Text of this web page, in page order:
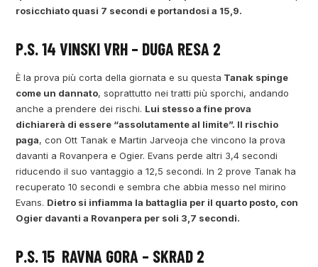
rosicchiato quasi 7 secondi e portandosi a 15,9.
P.S. 14 VINSKI VRH – DUGA RESA 2
È la prova più corta della giornata e su questa Tanak spinge
come un dannato, soprattutto nei tratti più sporchi, andando
anche a prendere dei rischi. Lui stesso a fine prova
dichiarerà di essere “assolutamente al limite”. Il rischio
paga, con Ott Tanak e Martin Jarveoja che vincono la prova
davanti a Rovanpera e Ogier. Evans perde altri 3,4 secondi
riducendo il suo vantaggio a 12,5 secondi. In 2 prove Tanak ha
recuperato 10 secondi e sembra che abbia messo nel mirino
Evans. Dietro si infiamma la battaglia per il quarto posto, con
Ogier davanti a Rovanpera per soli 3,7 secondi.
P.S. 15 RAVNA GORA – SKRAD 2